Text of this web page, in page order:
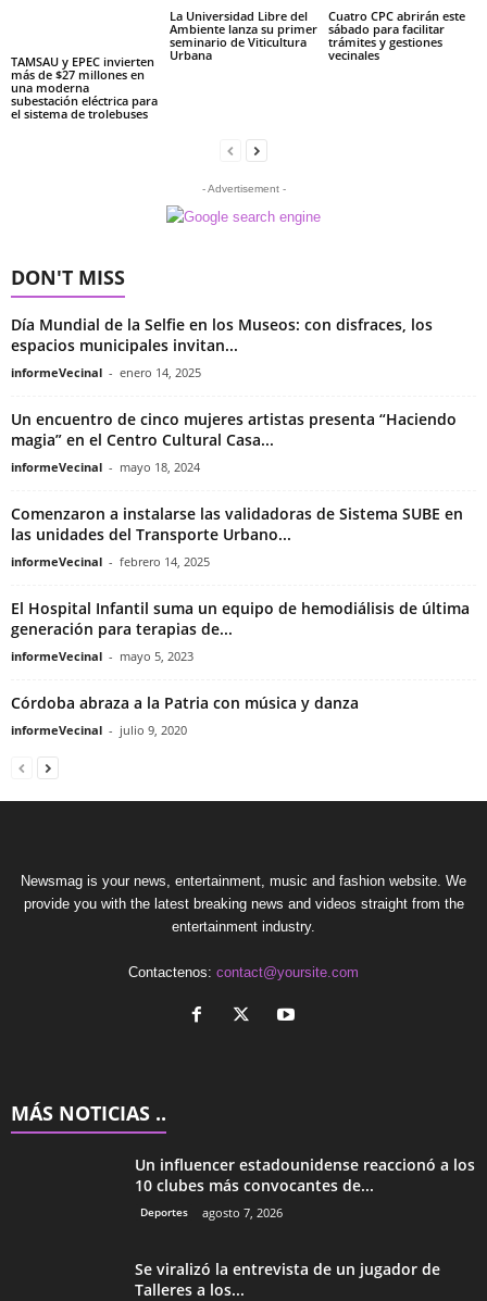
TAMSAU y EPEC invierten
más de $27 millones en
una moderna
subestación eléctrica para
el sistema de trolebuses
La Universidad Libre del
Ambiente lanza su primer
seminario de Viticultura
Urbana
Cuatro CPC abrirán este
sábado para facilitar
trámites y gestiones
vecinales
- Advertisement -
DON'T MISS
Día Mundial de la Selfie en los Museos: con disfraces, los
espacios municipales invitan...
informeVecinal - enero 14, 2025
Un encuentro de cinco mujeres artistas presenta “Haciendo
magia” en el Centro Cultural Casa...
informeVecinal - mayo 18, 2024
Comenzaron a instalarse las validadoras de Sistema SUBE en
las unidades del Transporte Urbano...
informeVecinal - febrero 14, 2025
El Hospital Infantil suma un equipo de hemodiálisis de última
generación para terapias de...
informeVecinal - mayo 5, 2023
Córdoba abraza a la Patria con música y danza
informeVecinal - julio 9, 2020
Newsmag is your news, entertainment, music and fashion website. We
provide you with the latest breaking news and videos straight from the
entertainment industry.
Contactenos: contact@yoursite.com
MÁS NOTICIAS ..
Un influencer estadounidense reaccionó a los
10 clubes más convocantes de...
Deportes agosto 7, 2026
Se viralizó la entrevista de un jugador de
Talleres a los...